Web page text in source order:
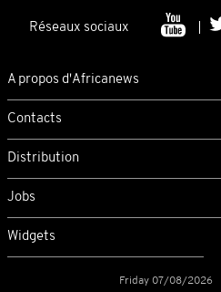
Réseaux sociaux
A propos d'Africanews
Contacts
Distribution
Jobs
Widgets
Friday 07/08/2026